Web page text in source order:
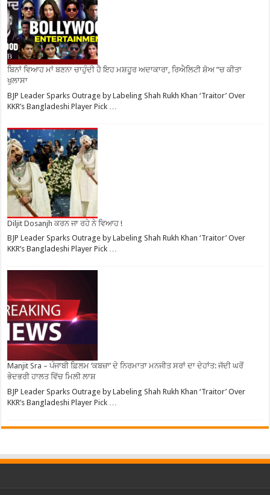
ਬਿਨਾਂ ਵਿਆਹ ਮਾਂ ਬਣਨਾ ਚਾਹੁੰਦੀ ਹੈ ਇਹ ਮਸ਼ਹੂਰ ਅਦਾਕਾਰਾ, ਰਿਐਲਿਟੀ ਸ਼ੋਅ ”ਚ ਕੀਤਾ
ਖੁਲਾਸਾ
BJP Leader Sparks Outrage by Labeling Shah Rukh Khan ‘Traitor’ Over
KKR’s Bangladeshi Player Pick …
Diljit Dosanjh ਕਰਨ ਜਾ ਰਹੇ ਨੇ ਵਿਆਹ !
BJP Leader Sparks Outrage by Labeling Shah Rukh Khan ‘Traitor’ Over
KKR’s Bangladeshi Player Pick …
Manjit Sra – ਪੰਜਾਬੀ ਫ਼ਿਲਮ ‘ਕਬਜ਼ਾ’ ਦੇ ਨਿਰਮਾਤਾ ਮਨਜੀਤ ਸਰਾਂ ਦਾ ਦੇਹਾਂਤ: ਜੱਦੀ ਘਰੋਂ
ਭੇਦਭਰੀ ਹਾਲਤ ਵਿੱਚ ਮਿਲੀ ਲਾਸ਼
BJP Leader Sparks Outrage by Labeling Shah Rukh Khan ‘Traitor’ Over
KKR’s Bangladeshi Player Pick …